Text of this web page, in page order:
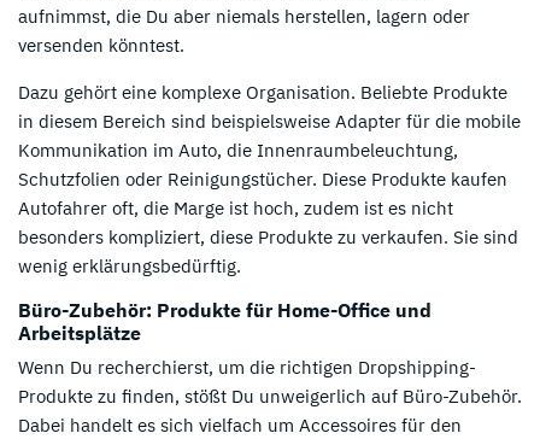
aufnimmst, die Du aber niemals herstellen, lagern oder
versenden könntest.
Dazu gehört eine komplexe Organisation. Beliebte Produkte
in diesem Bereich sind beispielsweise Adapter für die mobile
Kommunikation im Auto, die Innenraumbeleuchtung,
Schutzfolien oder Reinigungstücher. Diese Produkte kaufen
Autofahrer oft, die Marge ist hoch, zudem ist es nicht
besonders kompliziert, diese Produkte zu verkaufen. Sie sind
wenig erklärungsbedürftig.
Büro-Zubehör: Produkte für Home-Office und
Arbeitsplätze
Wenn Du recherchierst, um die richtigen Dropshipping-
Produkte zu finden, stößt Du unweigerlich auf Büro-Zubehör.
Dabei handelt es sich vielfach um Accessoires für den